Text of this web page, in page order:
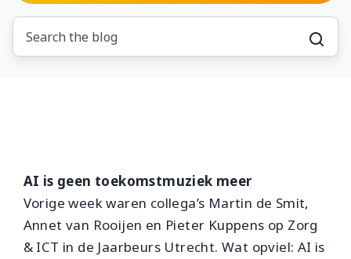
AI is geen toekomstmuziek meer
Vorige week waren collega’s Martin de Smit,
Annet van Rooijen en Pieter Kuppens op Zorg
& ICT in de Jaarbeurs Utrecht. Wat opviel: AI is